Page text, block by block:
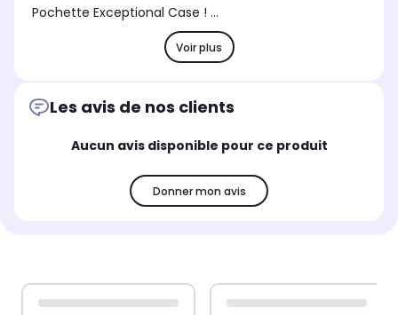
Pochette Exceptional Case ! ...
Voir plus
Les avis de nos clients
Aucun avis disponible pour ce produit
Donner mon avis